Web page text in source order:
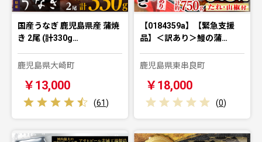
国産うなぎ 鹿児島県産 蒲焼
き 2尾 (計330g…
鹿児島県大崎町
￥13,000
(61)
【0184359a】【緊急支援
品】＜訳あり＞鰻の蒲…
鹿児島県東串良町
￥18,000
(0)